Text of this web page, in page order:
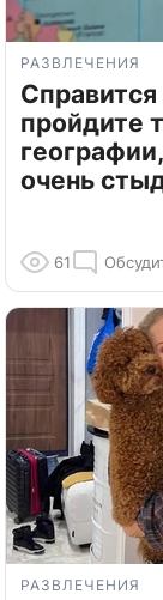
РАЗВЛЕЧЕНИЯ
пройдите
очень
61
РАЗВЛЕЧЕНИЯ